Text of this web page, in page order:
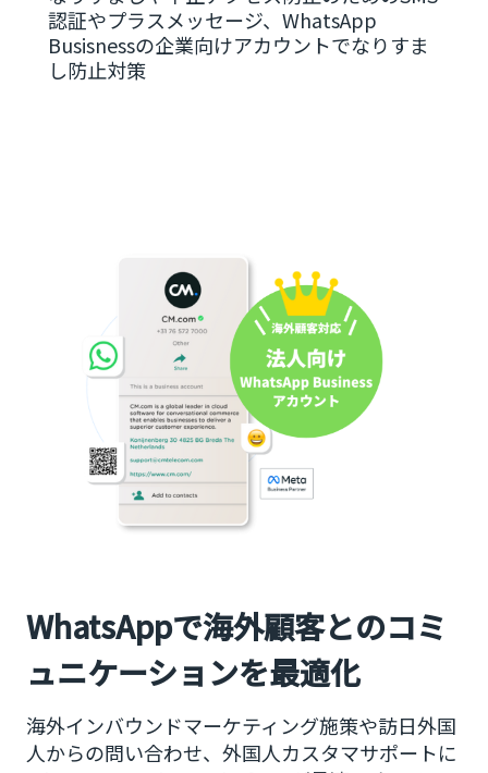
認証やプラスメッセージ、WhatsApp
Busisnessの企業向けアカウントでなりすま
し防止対策
WhatsAppで海外顧客とのコミ
ュニケーションを最適化
海外インバウンドマーケティング施策や訪日外国
人からの問い合わせ、外国人カスタマサポートに